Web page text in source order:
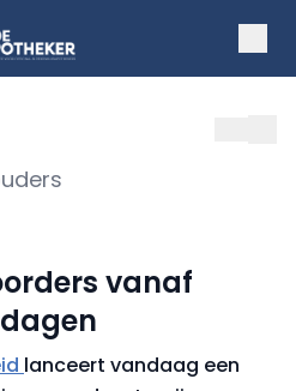
vanaf
lanceert vandaag een